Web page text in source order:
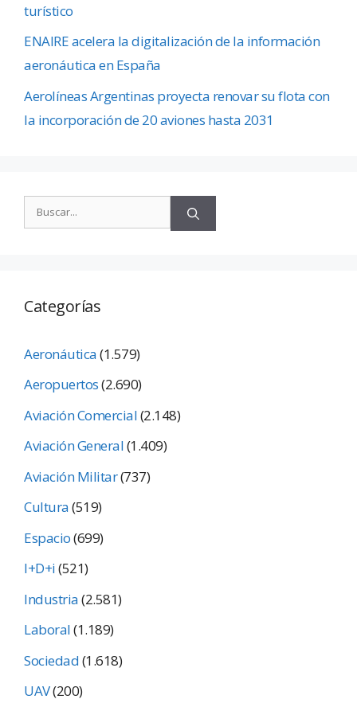
turístico
ENAIRE acelera la digitalización de la información
aeronáutica en España
Aerolíneas Argentinas proyecta renovar su flota con
la incorporación de 20 aviones hasta 2031
Categorías
Aeronáutica(1.579)
Aeropuertos(2.690)
Aviación Comercial(2.148)
Aviación General(1.409)
Aviación Militar(737)
Cultura(519)
Espacio(699)
I+D+i(521)
Industria(2.581)
Laboral(1.189)
Sociedad(1.618)
UAV(200)